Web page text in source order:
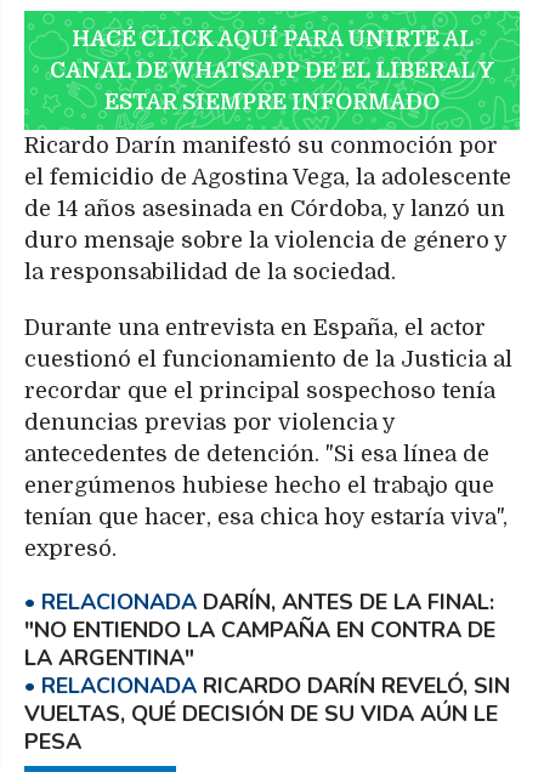
HACÉ CLICK AQUÍ PARA UNIRTE AL
CANAL DE WHATSAPP DE EL LIBERAL Y
ESTAR SIEMPRE INFORMADO
Ricardo Darín manifestó su conmoción por
el femicidio de Agostina Vega, la adolescente
de 14 años asesinada en Córdoba, y lanzó un
duro mensaje sobre la violencia de género y
la responsabilidad de la sociedad.
Durante una entrevista en España, el actor
cuestionó el funcionamiento de la Justicia al
recordar que el principal sospechoso tenía
denuncias previas por violencia y
antecedentes de detención. "Si esa línea de
energúmenos hubiese hecho el trabajo que
tenían que hacer, esa chica hoy estaría viva",
expresó.
DARÍN, ANTES DE LA FINAL:
"NO ENTIENDO LA CAMPAÑA EN CONTRA DE
LA ARGENTINA"
RICARDO DARÍN REVELÓ, SIN
VUELTAS, QUÉ DECISIÓN DE SU VIDA AÚN LE
PESA